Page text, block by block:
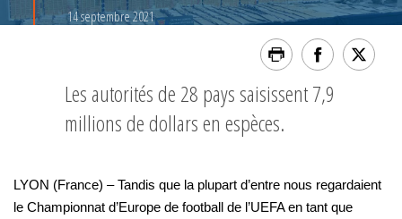
14 septembre 2021
Les autorités de 28 pays saisissent 7,9
millions de dollars en espèces.
LYON (France) – Tandis que la plupart d’entre nous regardaient
le Championnat d’Europe de football de l’UEFA en tant que